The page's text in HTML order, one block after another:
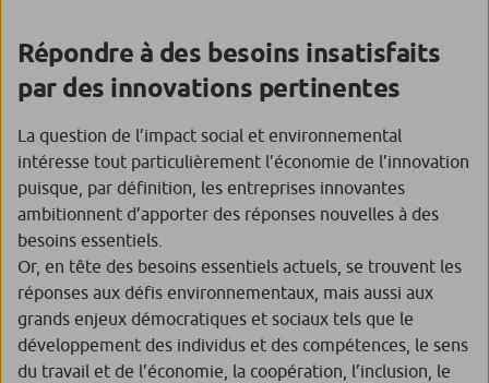
Répondre à des besoins insatisfaits
par des innovations pertinentes
La question de l’impact social et environnemental
intéresse tout particulièrement l’économie de l’innovation
puisque, par définition, les entreprises innovantes
ambitionnent d’apporter des réponses nouvelles à des
besoins essentiels.
Or, en tête des besoins essentiels actuels, se trouvent les
réponses aux défis environnementaux, mais aussi aux
grands enjeux démocratiques et sociaux tels que le
développement des individus et des compétences, le sens
du travail et de l’économie, la coopération, l’inclusion, le